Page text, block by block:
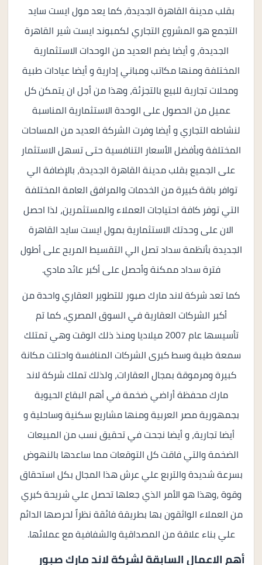
بقلب مدينة القاهرة الجديدة، كما يعد مول ايست سايد
التجمع هو المشروع التجاري لكمبوند ايست شير القاهرة
الجديدة، و أيضا يضم العديد من الوحدات الاستثمارية
المختلفة ومنها مكاتب ومباني إدارية و أيضا عيادات طبية
ومحلات تجارية للبيع بالتجزئة، وهذا من أجل ان يتمكن كل
عميل من الحصول على الوحدة الاستثمارية المناسبة
لنشاطه التجاري و أيضا وفرت الشركة العديد من المساحات
المختلفة وبأفضل الأسعار التنافسية حتى تسهل الاستثمار
على الجميع بقلب مدينة القاهرة الجديدة، بالإضافة الي
توافر باقة كبيرة من الخدمات والمرافق العامة المختلفة
التي توفر كافة احتياجات العملاء والمستثمرين، لذا احصل
الان على وحدتك الاستثمارية بمول ايست سايد القاهرة
الجديدة بأنظمة سداد تصل الي التقسيط المريح على أطول
فترة سداد ممكنة وأحصل على أكبر عائد مادي.
كما تعد شركة لاند مارك صبور للتطوير العقاري واحدة من
أكبر الشركات العقارية في السوق المصري، كما تم
تأسيسها عام 2007 ميلاديا ومنذ ذلك الوقت وهي تمتلك
سمعة طيبة وسط كبرى الشركات المنافسة واحتلت مكانة
كبيرة ومرموقة بمجال العقارات، ولذلك تملك شركة لاند
مارك محفظة أراضي ضخمة في أهم البقاع الحيوية
بجمهورية مصر العربية ومنها مشاريع سكنية وساحلية و
أيضا تجارية، و أيضا نجحت في تحقيق نسب من المبيعات
الضخمة والتي فاقت كل التوقعات مما ساعدها بالنهوض
بسرعة شديدة والتربع علي عرش هذا المجال بكل استحقاق
وقوة ،وهذا هو الأمر الذي جعلها تحصل علي شريحة كبري
من العملاء الواثقون بها بطريقة فائقة نظراً لحرصها الدائم
علي بناء علاقة من المصداقية والشفافية مع عملائها.
أهم الاعمال السابقة لشركة لاند مارك صبور